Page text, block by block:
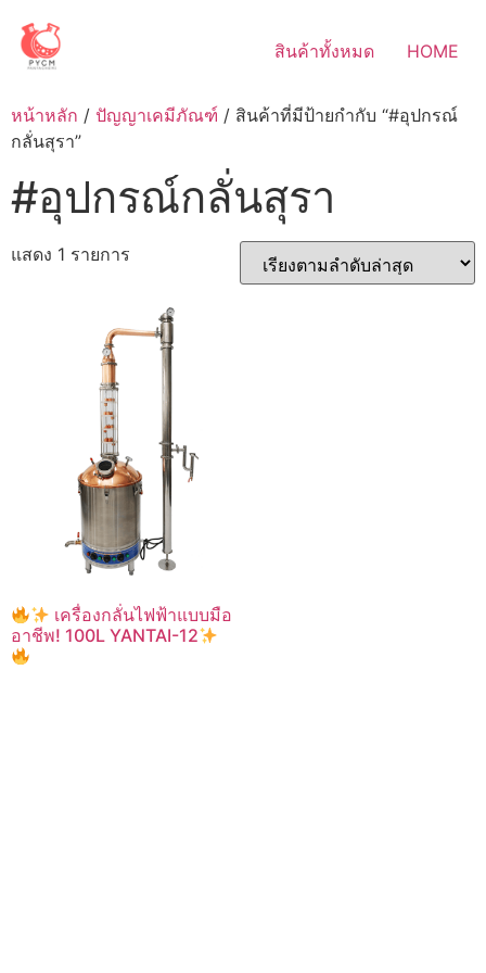
content
สินค้าทั้งหมด HOME
หน้าหลัก / ปัญญาเคมีภัณฑ์ / สินค้าที่มีป้ายกำกับ “#อุปกรณ์
กลั่นสุรา”
#อุปกรณ์กลั่นสุรา
แสดง 1 รายการ
เครื่องกลั่นไฟฟ้าแบบมือ
อาชีพ! 100L YANTAI-12